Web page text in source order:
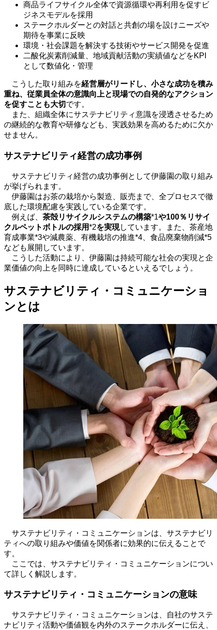
商品ライフサイクル全体で資源循環や再利用を促すビ
ジネスモデルを採用
ステークホルダーとの対話と共創の場を設けニーズや
期待を事業に反映
環境・社会課題を解決する技術やサービス開発を促進
二酸化炭素削減量、地域貢献活動の実績値などをKPI
として数値化・管理
こうした取り組みを経営層がリードし、小さな成功を積み
重ね、従業員全体の意識向上と現場での自発的なアクション
を促すことも大切です。
また、組織全体にサステナビリティ意識を浸透させるため
の継続的な教育や研修なども、実践効果を高めるために欠か
せません。
サステナビリティ経営の成功事例
サステナビリティ経営の成功事例として伊藤園の取り組み
が挙げられます。
伊藤園はお茶の栽培から製造、販売まで、全プロセスで徹
底した環境配慮を実践している企業です。
例えば、 茶殻リサイクルシステムの構築*1や100％リサイ
クルペットボトルの採用*2を実現しています。また、茶産地
育成事業*3や減農薬、有機栽培の推進*4 、食品廃棄物削減*5
なども展開しています。
こうした活動により、伊藤園は持続可能な社会の実現と企
業価値の向上を同時に達成しているといえるでしょう。
サステナビリティ・コミュニケーショ
ンとは
サステナビリティ・コミュニケーションは、サステナビリ
ティへの取り組みや価値を関係者に効果的に伝えることで
す。
ここでは、サステナビリティ・コミュニケーションについ
て詳しく解説します。
サステナビリティ・コミュニケーションの意味
サステナビリティ・コミュニケーションは、自社のサステ
ナビリティ活動や価値観を内外のステークホルダーに伝え、